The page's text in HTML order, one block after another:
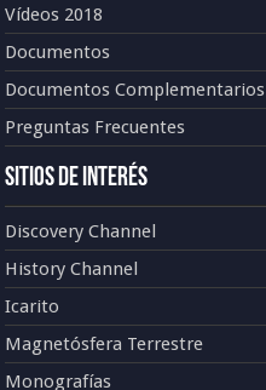
Vídeos 2018
Documentos
Documentos Complementarios
Preguntas Frecuentes
Sitios de Interés
Discovery Channel
History Channel
Icarito
Magnetósfera Terrestre
Monografías